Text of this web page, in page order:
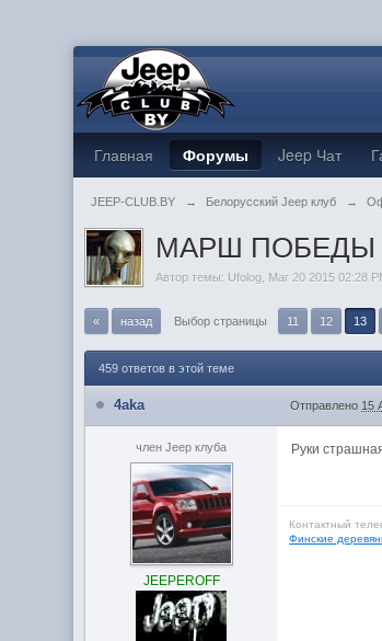
Главная Форумы Jeep Чат
JEEP-CLUB.BY → Белорусский Jeep клуб →
МАРШ ПОБЕДЫ
Автор темы: Ufolog Mar 20 2015 02:28
« назад Выбор страницы 11 12 13
459 ответов в этой теме
4aka Отправлено 15
член Jeep клуба
JEEPEROFF
Руки
Контактный
Финские